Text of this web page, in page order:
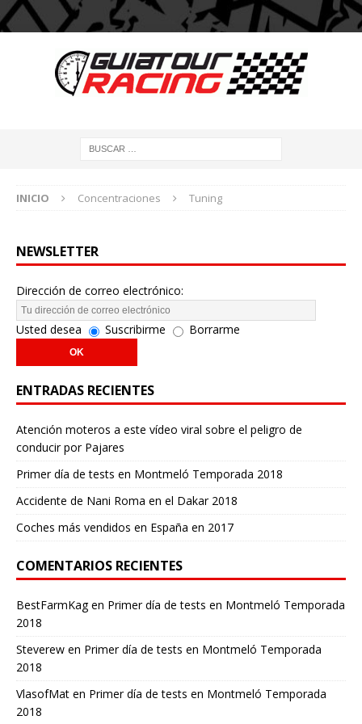
INICIO Concentraciones Tuning
NEWSLETTER
Dirección de correo electrónico:
Usted desea Suscribirme Borrarme
ENTRADAS RECIENTES
Atención moteros a este vídeo viral sobre el peligro de
conducir por Pajares
Primer día de tests en Montmeló Temporada 2018
Accidente de Nani Roma en el Dakar 2018
Coches más vendidos en España en 2017
COMENTARIOS RECIENTES
BestFarmKagen Primer día de tests en Montmeló Temporada
2018
Steverew en Primer día de tests en Montmeló Temporada
2018
VlasofMat en Primer día de tests en Montmeló Temporada
2018